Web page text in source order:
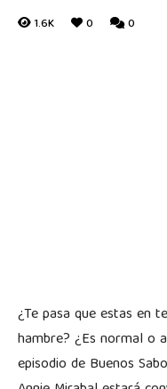
1.6K 0 0
¿Te pasa que estas en
hambre? ¿Es normal o
episodio de Buenos